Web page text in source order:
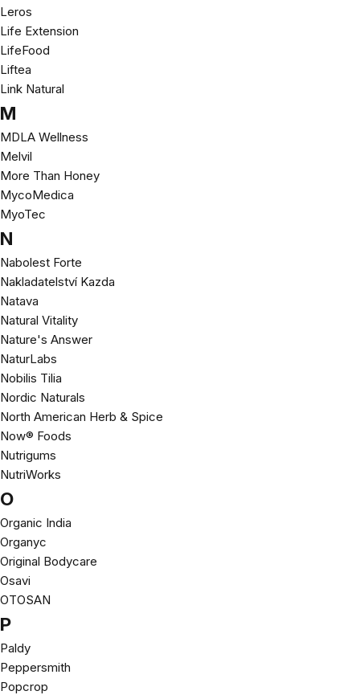
Leros
Life Extension
LifeFood
Liftea
Link Natural
M
MDLA Wellness
Melvil
More Than Honey
MycoMedica
MyoTec
N
Nabolest Forte
Nakladatelství Kazda
Natava
Natural Vitality
Nature's Answer
NaturLabs
Nobilis Tilia
Nordic Naturals
North American Herb & Spice
Now® Foods
Nutrigums
NutriWorks
O
Organic India
Organyc
Original Bodycare
Osavi
OTOSAN
P
Paldy
Peppersmith
Popcrop